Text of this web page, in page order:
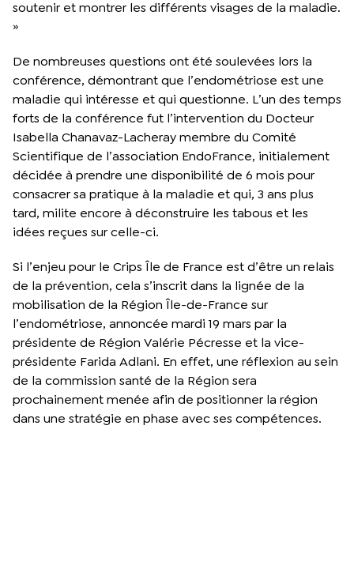
soutenir et montrer les différents visages de la maladie.
»
De nombreuses questions ont été soulevées lors la
conférence, démontrant que l’endométriose est une
maladie qui intéresse et qui questionne. L’un des temps
forts de la conférence fut l’intervention du Docteur
Isabella Chanavaz-Lacheray membre du Comité
Scientifique de l’association EndoFrance, initialement
décidée à prendre une disponibilité de 6 mois pour
consacrer sa pratique à la maladie et qui, 3 ans plus
tard, milite encore à déconstruire les tabous et les
idées reçues sur celle-ci.
Si l’enjeu pour le Crips Île de France est d’être un relais
de la prévention, cela s’inscrit dans la lignée de la
mobilisation de la Région Île-de-France sur
l’endométriose, annoncée mardi 19 mars par la
présidente de Région Valérie Pécresse et la vice-
présidente Farida Adlani. En effet, une réflexion au sein
de la commission santé de la Région sera
prochainement menée afin de positionner la région
dans une stratégie en phase avec ses compétences.